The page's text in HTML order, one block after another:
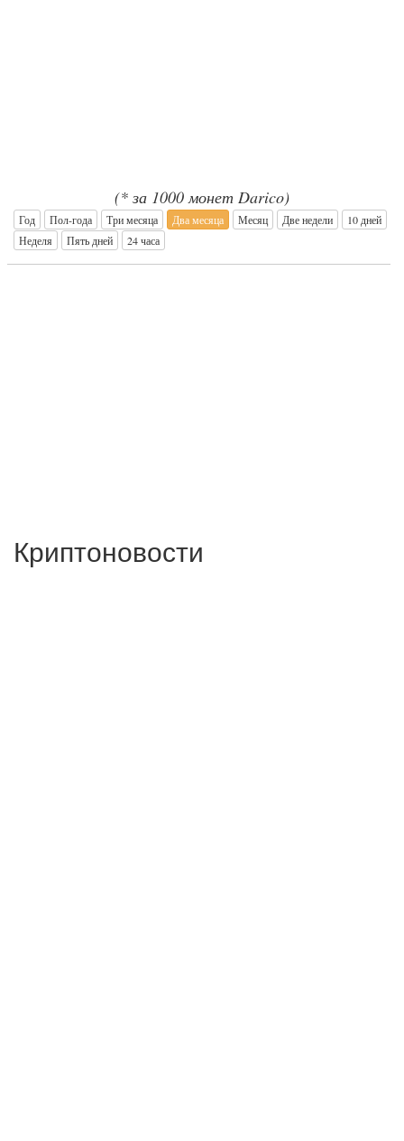
(* за 1000 монет Darico)
Год Пол-года Три месяца Два месяца Месяц Две недели
10 дней
Неделя
Пять дней 24 часа
Криптоновости